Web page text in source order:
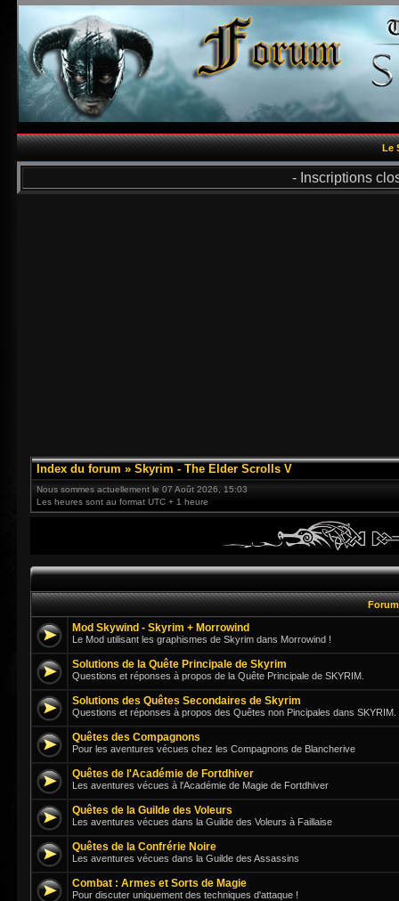
Le
- Inscriptions
Index du forum » Skyrim - The Elder Scrolls V
Nous sommes actuellement le 07 Août 2026, 15:03
Les heures sont au format UTC + 1 heure
Mod Skywind - Skyrim + Morrowind
Le Mod utilisant les graphismes de Skyrim dans Morrowind !
Solutions de la Quête Principale de Skyrim
Questions et réponses à propos de la Quête Principale de SKYRIM.
Solutions des Quêtes Secondaires de Skyrim
Questions et réponses à propos des Quêtes non Pincipales dans SKYRIM.
Quêtes des Compagnons
Pour les aventures vécues chez les Compagnons de Blancherive
Quêtes de l'Académie de Fortdhiver
Les aventures vécues à l'Académie de Magie de Fortdhiver
Quêtes de la Guilde des Voleurs
Les aventures vécues dans la Guilde des Voleurs à Faillaise
Quêtes de la Confrérie Noire
Les aventures vécues dans la Guilde des Assassins
Combat : Armes et Sorts de Magie
Pour discuter uniquement des techniques d'attaque !